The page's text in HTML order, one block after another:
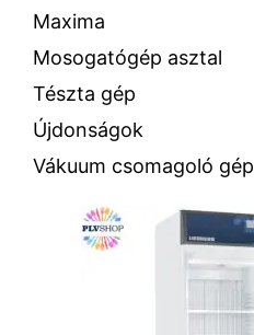
Maxima
Mosogatógép asztal
Tészta gép
Újdonságok
Vákuum csomagoló gép